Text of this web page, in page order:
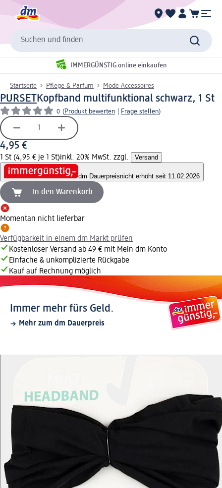
Suchen und finden
IMMERGÜNSTIG online einkaufen
Startseite Pflege & Parfum Mode Accessoires
PURSETKopfband multifunktional schwarz, 1 St
0 (Produkt bewerten Frage stellen)
4,95 €
1 St (4,95 € je 1 St)inkl. 20% MwSt. zzgl. Versand
dm Dauerpreisnicht erhöht seit 11.02.2026
In den Warenkorb
Momentan nicht lieferbar
Verfügbarkeit in einem dm Markt prüfen
Kostenloser Versand ab 49 € mit Mein dm Konto
Einfache & unkomplizierte Rückgabe
Kauf auf Rechnung möglich
Immer mehr fürs Geld.
Mehr zum dm Dauerpreis